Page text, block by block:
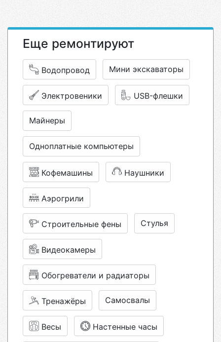
Еще ремонтируют
Водопровод Мини экскаваторы
Электровеники USB-флешки
Майнеры
Одноплатные компьютеры
Кофемашины Наушники
Аэрогрили
Строительные фены Стулья
Видеокамеры
Обогреватели и радиаторы
Тренажёры Самосвалы
Весы Настенные часы